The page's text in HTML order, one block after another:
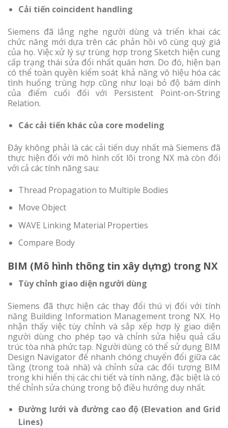
Cải tiến coincident handling
Siemens đã lắng nghe người dùng và triển khai các
chức năng mới dựa trên các phản hồi vô cùng quý giá
của họ. Việc xử lý sự trùng hợp trong Sketch hiện cung
cấp trạng thái sửa đổi nhất quán hơn. Do đó, hiện bạn
có thể toàn quyền kiểm soát khả năng vô hiệu hóa các
tình huống trùng hợp cũng như loại bỏ độ bám dính
của điểm cuối đối với Persistent Point-on-String
Relation.
Các cải tiến khác của core modeling
Đây không phải là các cải tiến duy nhất mà Siemens đã
thực hiện đối với mô hình cốt lõi trong NX mà còn đối
với cả các tính năng sau:
Thread Propagation to Multiple Bodies
Move Object
WAVE Linking Material Properties
Compare Body
BIM (Mô hình thông tin xây dựng) trong NX
Tùy chỉnh giao diện người dùng
Siemens đã thực hiện các thay đổi thú vị đối với tính
năng Building Information Management trong NX. Họ
nhận thấy việc tùy chỉnh và sắp xếp hợp lý giao diện
người dùng cho phép tạo và chỉnh sửa hiệu quả cấu
trúc tòa nhà phức tạp. Người dùng có thể sử dụng BIM
Design Navigator để nhanh chóng chuyển đổi giữa các
tầng (trong toà nhà) và chỉnh sửa các đối tượng BIM
trong khi hiển thị các chi tiết và tính năng, đặc biệt là có
thể chỉnh sửa chúng trong bộ điều hướng duy nhất.
Đường lưới và đường cao độ (Elevation and Grid
Lines)